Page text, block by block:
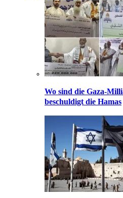
Wo sind die Gaza-
beschuldigt die Hamas